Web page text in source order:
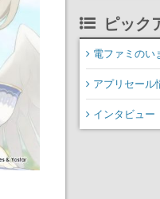
ピック
電ファミのい
アプリセール
インタビュー